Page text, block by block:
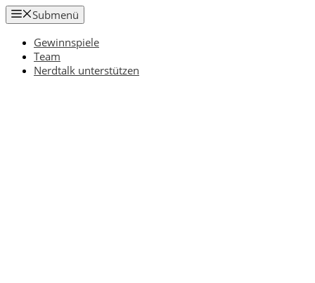
Zum
Inhalt
springen
Submenü
Gewinnspiele
Team
Nerdtalk unterstützen